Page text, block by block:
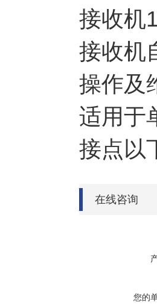
接收机
接收机
操作及
适用于
接点以
在线咨询
您的